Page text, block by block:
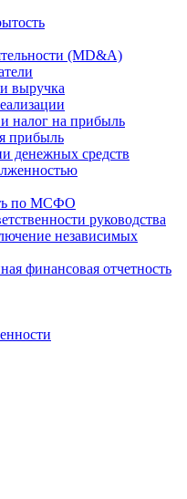
(MD&A)
выручка
налог на прибыль
прибыль
денежных средств
по МСФО
руководства
независимых
финансовая отчетность